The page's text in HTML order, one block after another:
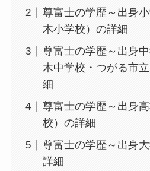
尊富士の学歴～出身
木小学校）の詳細
尊富士の学歴～出身
木中学校・つがる市
細
尊富士の学歴～出身
校）の詳細
尊富士の学歴～出身
詳細